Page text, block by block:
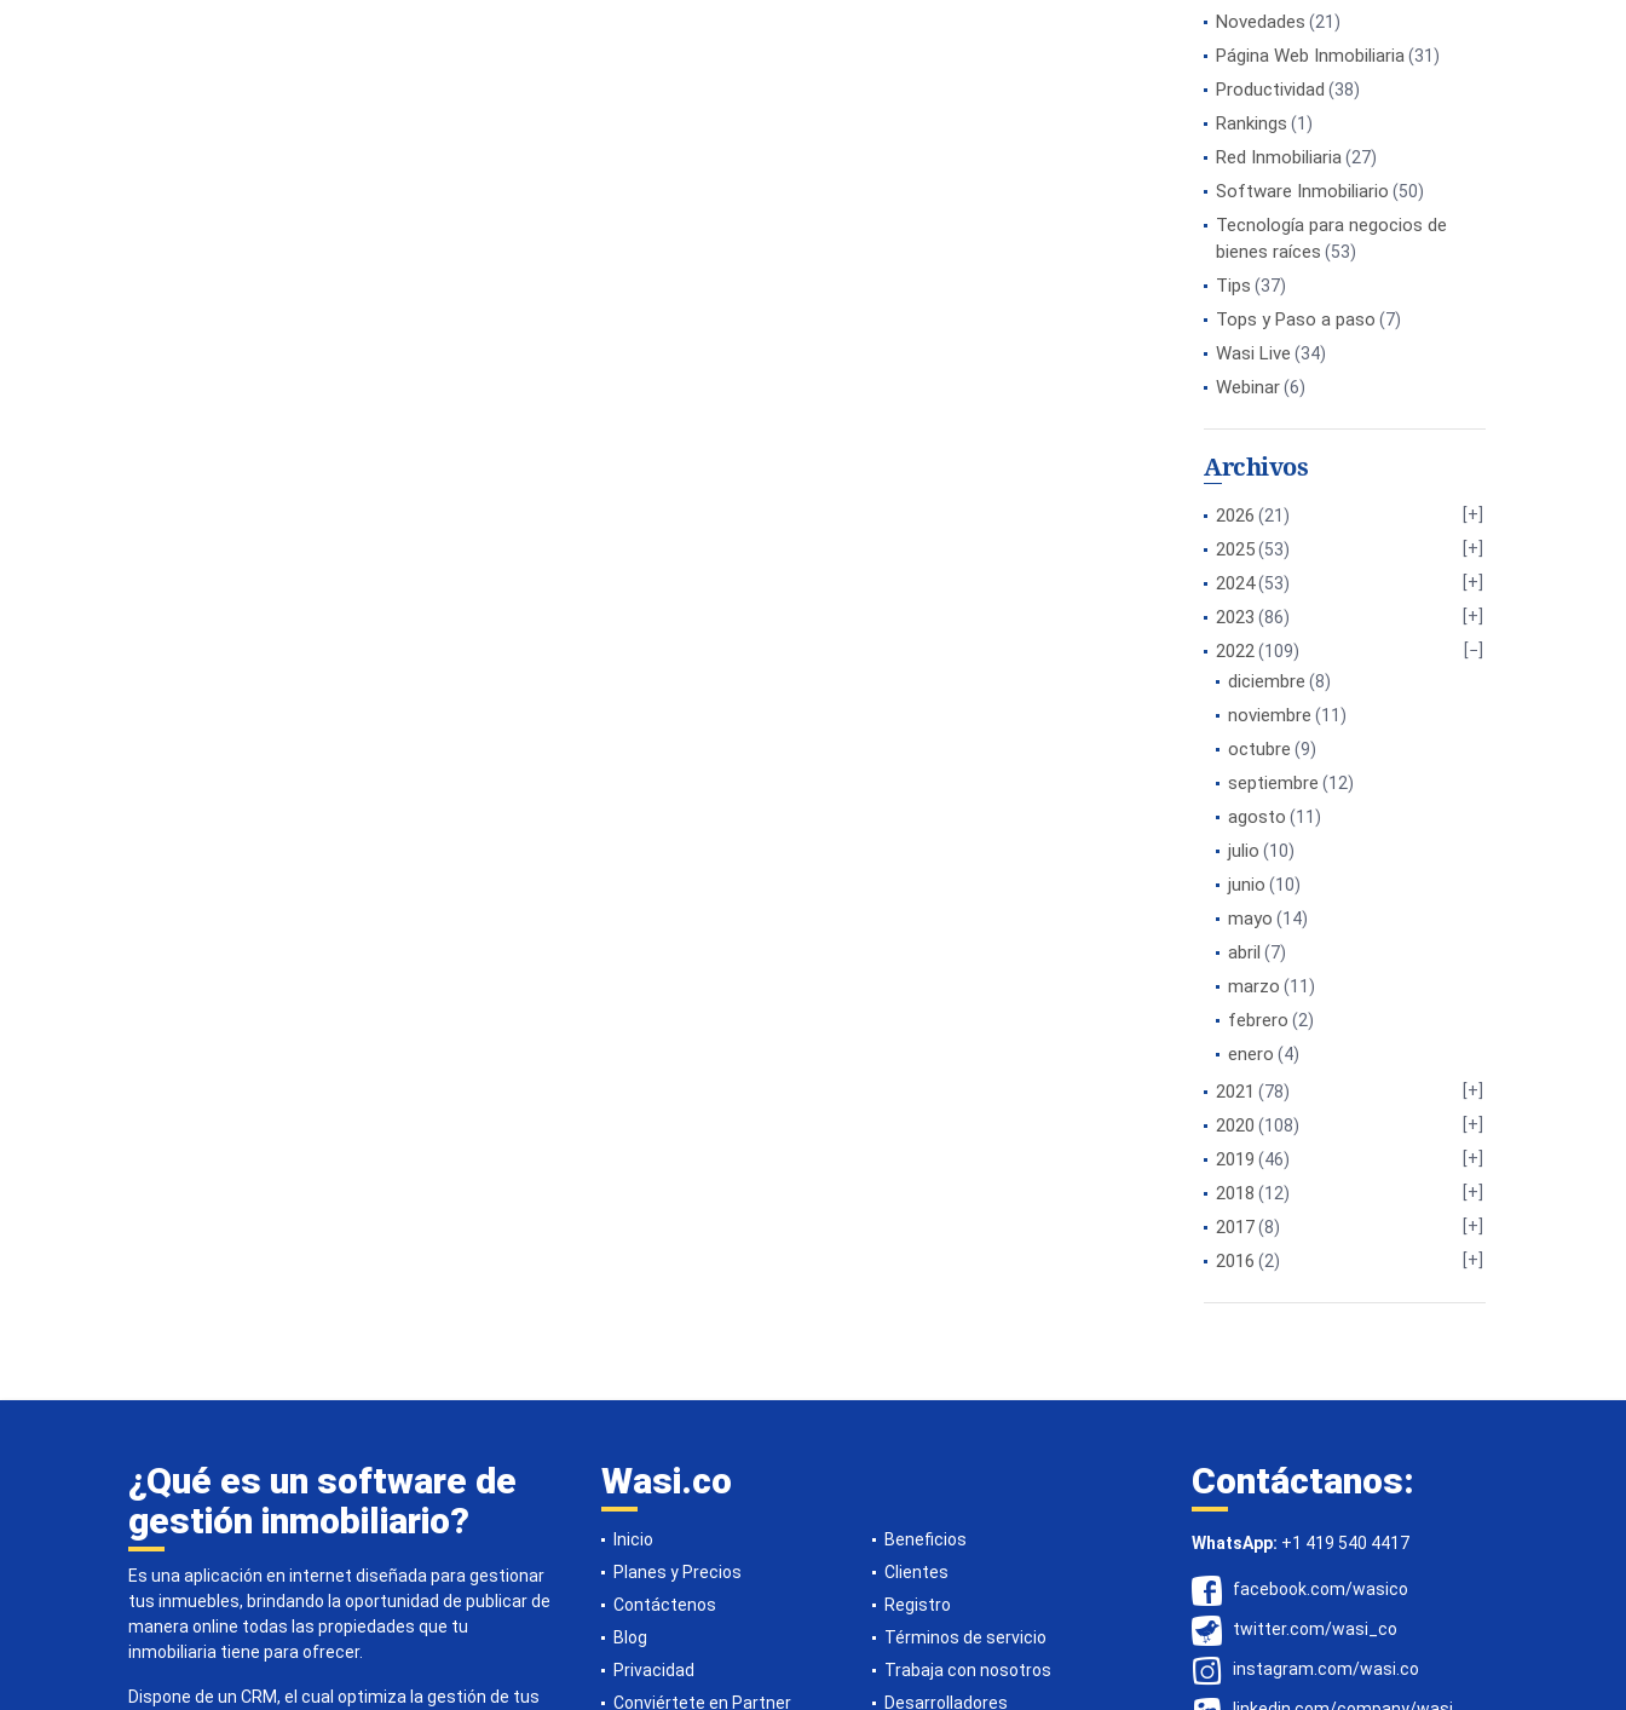
Novedades (21)
Página Web Inmobiliaria(31)
Productividad (38)
Rankings (1)
Red Inmobiliaria(27)
Software Inmobiliario (50)
Tecnología para negocios de
bienes raíces (53)
Tips (37)
Tops y Paso a paso (7)
Wasi Live (34)
Webinar(6)
Archivos
2026 (21)
2025(53)
2024(53)
2023 (86)
2022(109)
diciembre (8)
noviembre (11)
octubre (9)
septiembre (12)
agosto (11)
julio (10)
junio (10)
mayo (14)
abril (7)
marzo (11)
febrero (2)
enero (4)
2021 (78)
2020 (108)
2019 (46)
2018 (12)
2017(8)
2016 (2)
¿Qué es un software de
gestión inmobiliario?
Es una aplicación en internet diseñada para gestionar
tus inmuebles, brindando la oportunidad de publicar de
manera online todas las propiedades que tu
inmobiliaria tiene para ofrecer.
Dispone de un CRM, el cual optimiza la gestión de tus
Wasi.co
Inicio
Beneficios
Planes y Precios
Clientes
Contáctenos
Registro
Blog
Términos de servicio
Privacidad
Trabaja con nosotros
Conviértete en Partner
Desarrolladores
Contáctanos:
WhatsApp: +1 419 540 4417
facebook.com/wasico
twitter.com/wasi_co
instagram.com/wasi.co